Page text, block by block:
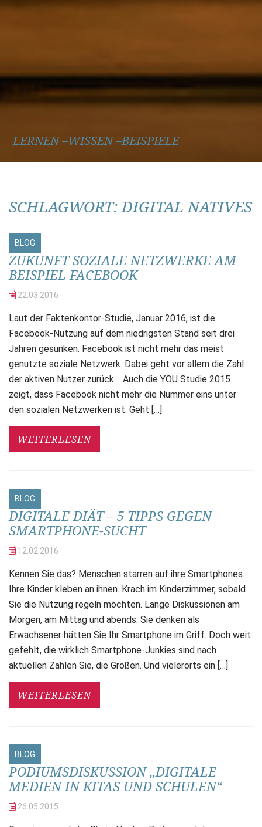
LERNEN –WISSEN –BEISPIELE
SCHLAGWORT:DIGITAL NATIVES
BLOG
ZUKUNFT SOZIALE NETZWERKE AM
BEISPIEL FACEBOOK
22.03. 2016
Laut der Faktenkontor-Studie, Januar 2016, ist die
Facebook-Nutzung auf dem niedrigsten Stand seit drei
Jahren gesunken. Facebook ist nicht mehr das meist
genutzte soziale Netzwerk. Dabei geht vor allem die Zahl
der aktiven Nutzer zurück. Auch die YOU Studie 2015
zeigt, dass Facebook nicht mehr die Nummer eins unter
den sozialen Netzwerken ist. Geht […]
WEITERLESEN
BLOG
DIGITALE DIÄT – 5 TIPPS GEGEN
SMARTPHONE-SUCHT
12.02. 2016
Kennen Sie das? Menschen starren auf ihre Smartphones.
Ihre Kinder kleben an ihnen. Krach im Kinderzimmer, sobald
Sie die Nutzung regeln möchten. Lange Diskussionen am
Morgen, am Mittag und abends. Sie denken als
Erwachsener hätten Sie Ihr Smartphone im Griff. Doch weit
gefehlt, die wirklich Smartphone-Junkies sind nach
aktuellen Zahlen Sie, die Großen. Und vielerorts ein […]
WEITERLESEN
BLOG
PODIUMSDISKUSSION „DIGITALE
MEDIEN IN KITAS UND SCHULEN“
26.05. 2015